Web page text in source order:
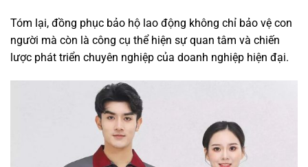
Tóm lại, đồng phục bảo hộ lao động không chỉ bảo vệ con
người mà còn là công cụ thể hiện sự quan tâm và chiến
lược phát triển chuyên nghiệp của doanh nghiệp hiện đại.